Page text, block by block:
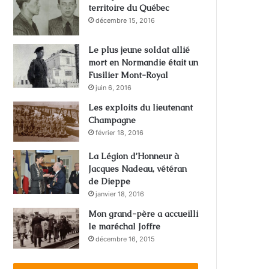
territoire du Québec
décembre 15, 2016
Le plus jeune soldat allié
mort en Normandie était un
Fusilier Mont-Royal
juin 6, 2016
Les exploits du lieutenant
Champagne
février 18, 2016
La Légion d’Honneur à
Jacques Nadeau, vétéran
de Dieppe
janvier 18, 2016
Mon grand-père a accueilli
le maréchal Joffre
décembre 16, 2015